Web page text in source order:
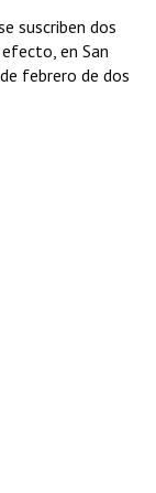
suscriben dos
en San
febrero de dos